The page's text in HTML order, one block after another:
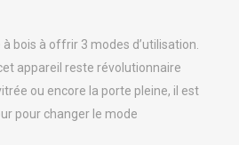
bois à offrir 3 modes d’utilisation.
appareil reste révolutionnaire
ou encore la porte pleine, il est
pour changer le mode